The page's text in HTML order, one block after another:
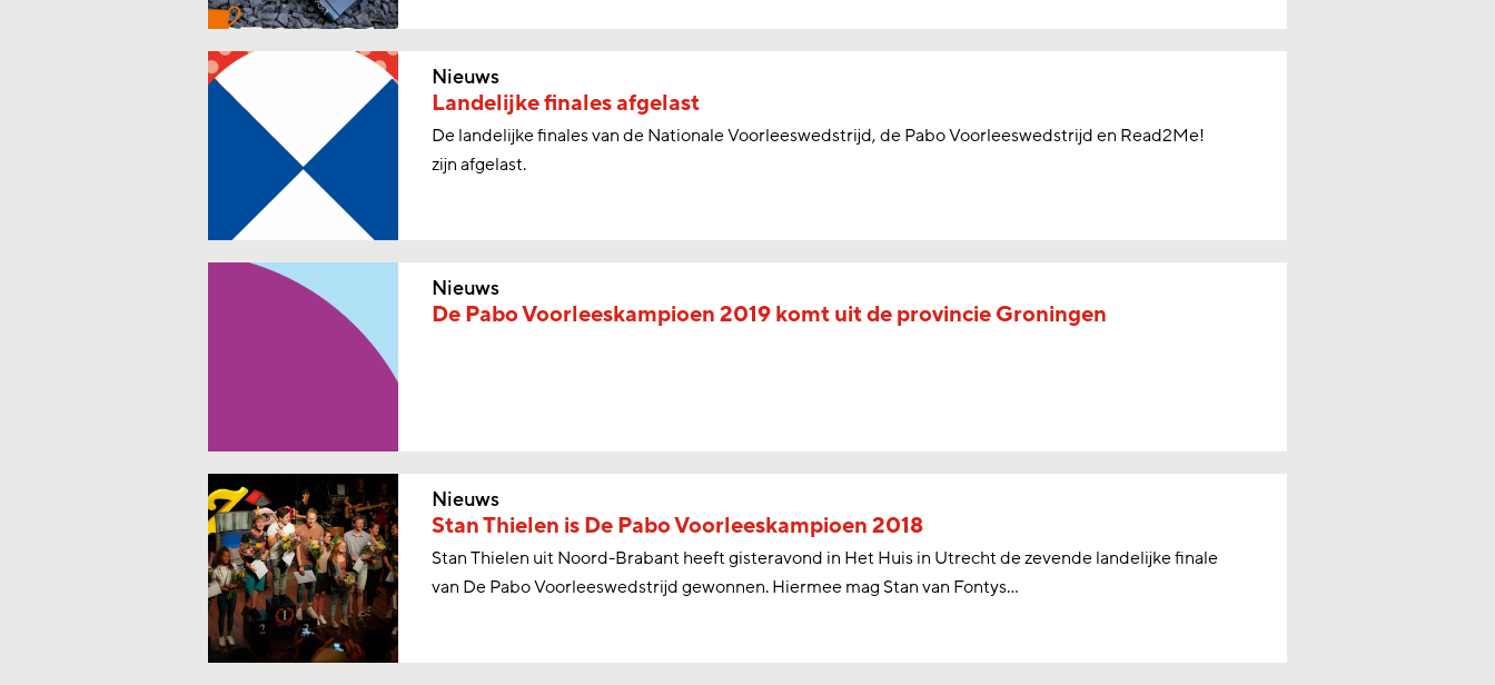
Nieuws
Landelijke finales afgelast
De landelijke finales van de Nationale Voorleeswedstrijd, de Pabo Voorleeswedstrijd en Read2Me!
zijn afgelast.
Nieuws
De Pabo Voorleeskampioen 2019 komt uit de provincie Groningen
Nieuws
Stan Thielen is De Pabo Voorleeskampioen 2018
Stan Thielen uit Noord-Brabant heeft gisteravond in Het Huis in Utrecht de zevende landelijke finale
van De Pabo Voorleeswedstrijd gewonnen. Hiermee mag Stan van Fontys...